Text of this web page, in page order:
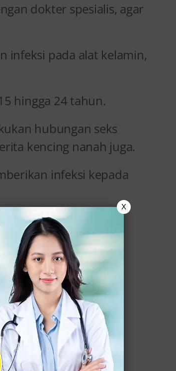
dokter spesialis, agar
infeksi pada alat kelamin,
hingga 24 tahun.
hubungan seks
kencing nanah juga.
infeksi kepada
SINI<<
X